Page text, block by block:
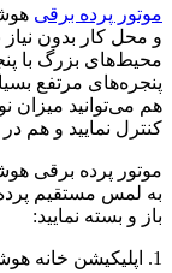
موتور پرده برقی
و محل کار بدون
محیط‌های بزرگ با
پنجره‌های مرتفع
هم می‌توانید میزان
کنترل نمایید و هم
موتور پرده برقی
به لمس مستقیم
باز و بسته نمایید:
1. اپلیکیشن خانه هوشمند Tuya